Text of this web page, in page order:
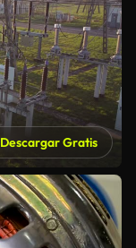
Descargar Gratis